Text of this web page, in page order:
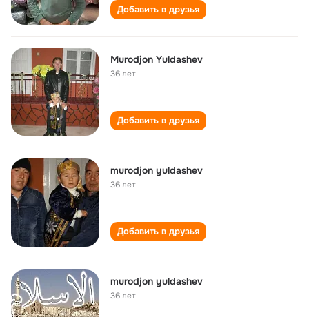
Добавить в друзья
Murodjon Yuldashev
36 лет
Добавить в друзья
murodjon yuldashev
36 лет
Добавить в друзья
murodjon yuldashev
36 лет